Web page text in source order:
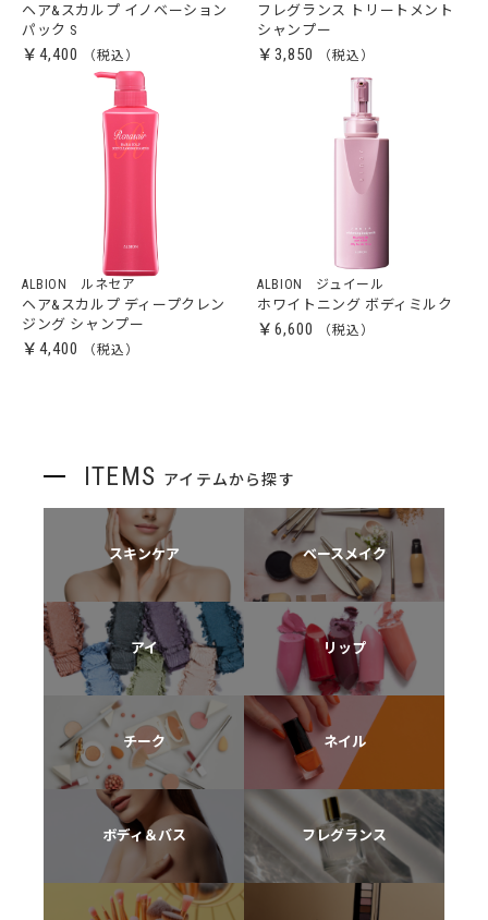
ヘア&スカルプ イノベーション
パック S
￥4,400
フレグランス トリートメント
シャンプー
￥3,850
ALBION ルネセア
ヘア&スカルプ ディープクレン
ジング シャンプー
￥4,400
ALBION ジュイール
ホワイトニング ボディミルク
￥6,600
ITEMS アイテムから探す
スキンケア ベースメイク
アイ リップ
チーク ネイル
ボディ＆バス フレグランス